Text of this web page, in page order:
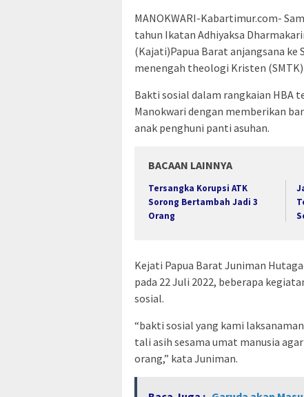
MANOKWARI-Kabartimur.com-
tahun Ikatan Adhiyaksa
(Kajati)Papua Barat anjangsana ke
menengah theologi Kristen
Bakti sosial dalam rangkaian HBA
Manokwari dengan memberikan
anak penghuni panti asuhan.
BACAAN LAINNYA
Tersangka Korupsi ATK
Sorong Bertambah Jadi 3
Orang
Kejati Papua Barat Juniman
pada 22 Juli 2022, beberapa
sosial.
“bakti sosial yang kami
tali asih sesama umat manusia
orang,” kata Juniman.